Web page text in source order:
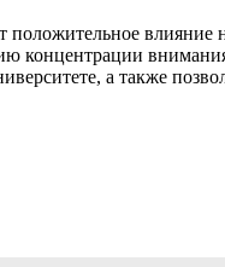
положительное влияние
концентрации
а также